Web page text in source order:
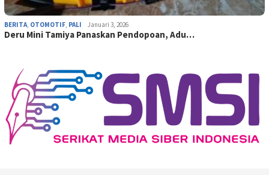
BERITA OTOMOTIF PALI Januari 3, 2026
Deru Mini Tamiya Panaskan Pendopoan, Adu…